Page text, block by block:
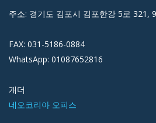
주소: 경기도 김포시 김포한강 5로 321,
FAX: 031-5186-0884
WhatsApp: 01087652816
개더
네오코리아 오피스